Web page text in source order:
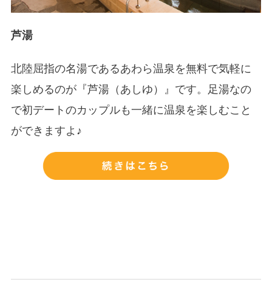
芦湯
北陸屈指の名湯であるあわら温泉を無料で気軽に
楽しめるのが『芦湯（あしゆ）』です。足湯なの
で初デートのカップルも一緒に温泉を楽しむこと
ができますよ♪